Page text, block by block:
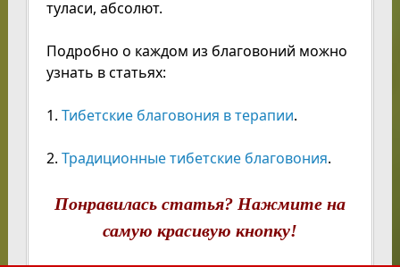
туласи, абсолют.
Подробно о каждом из благовоний можно
узнать в статьях:
1. Тибетские благовония в терапии.
2. Традиционные тибетские благовония.
Понравилась статья? Нажмите на
самую красивую кнопку!